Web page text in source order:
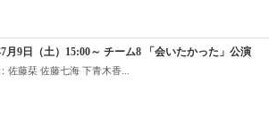
7月9日（土）15:00～ チーム8 「会いたかった」公演
佐藤栞 佐藤七海 下青木香...